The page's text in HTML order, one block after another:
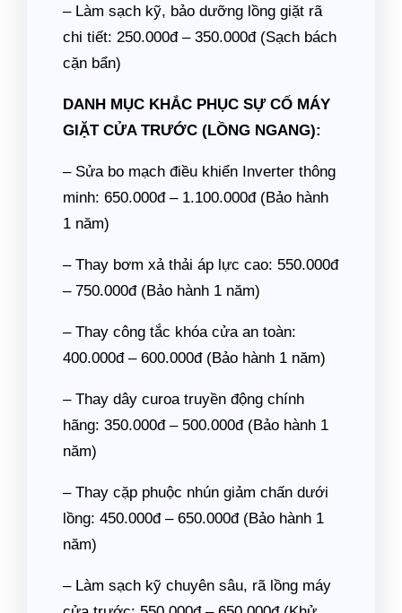
– Làm sạch kỹ, bảo dưỡng lồng giặt rã
chi tiết: 250.000đ – 350.000đ (Sạch bách
cặn bẩn)
DANH MỤC KHẮC PHỤC SỰ CỐ MÁY
GIẶT CỬA TRƯỚC (LỒNG NGANG):
– Sửa bo mạch điều khiển Inverter thông
minh: 650.000đ – 1.100.000đ (Bảo hành
1 năm)
– Thay bơm xả thải áp lực cao: 550.000đ
– 750.000đ (Bảo hành 1 năm)
– Thay công tắc khóa cửa an toàn:
400.000đ – 600.000đ (Bảo hành 1 năm)
– Thay dây curoa truyền động chính
hãng: 350.000đ – 500.000đ (Bảo hành 1
năm)
– Thay cặp phuộc nhún giảm chấn dưới
lồng: 450.000đ – 650.000đ (Bảo hành 1
năm)
– Làm sạch kỹ chuyên sâu, rã lồng máy